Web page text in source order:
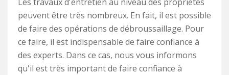
peuvent être très nombreux. En fait, il est possible
de faire des opérations de débroussaillage. Pour
ce faire, il est indispensable de faire confiance à
des experts. Dans ce cas, nous vous informons
qu'il est très important de faire confiance à